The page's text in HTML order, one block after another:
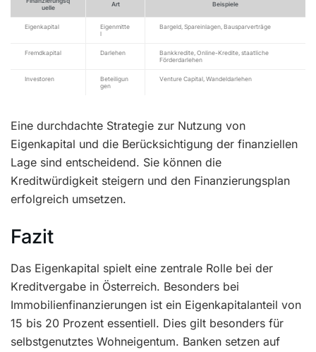
uelle
Art Beispiele
Eigenkapital
Eigenmitte
l
Bargeld, Spareinlagen, Bausparverträge
Fremdkapital Darlehen
Bankkredite, Online-Kredite, staatliche
Förderdarlehen
Investoren
Beteiligun
gen
Venture Capital, Wandeldarlehen
Eine durchdachte Strategie zur Nutzung von
Eigenkapital und die Berücksichtigung der finanziellen
Lage sind entscheidend. Sie können die
Kreditwürdigkeit steigern und den Finanzierungsplan
erfolgreich umsetzen.
Fazit
Das Eigenkapital spielt eine zentrale Rolle bei der
Kreditvergabe in Österreich. Besonders bei
Immobilienfinanzierungen ist ein Eigenkapitalanteil von
15 bis 20 Prozent essentiell. Dies gilt besonders für
selbstgenutztes Wohneigentum. Banken setzen auf